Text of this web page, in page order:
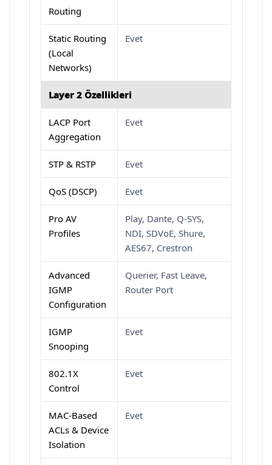
Routing
Static Routing
(Local
Networks)
Evet
Layer 2 Özellikleri
LACP Port
Aggregation
Evet
STP & RSTP Evet
QoS (DSCP) Evet
Pro AV
Profiles
Play, Dante, Q-SYS,
NDI, SDVoE, Shure,
AES67, Crestron
Advanced
IGMP
Configuration
Querier, Fast Leave,
Router Port
IGMP
Snooping
Evet
802.1X
Control
Evet
MAC-Based
ACLs & Device
Isolation
Evet